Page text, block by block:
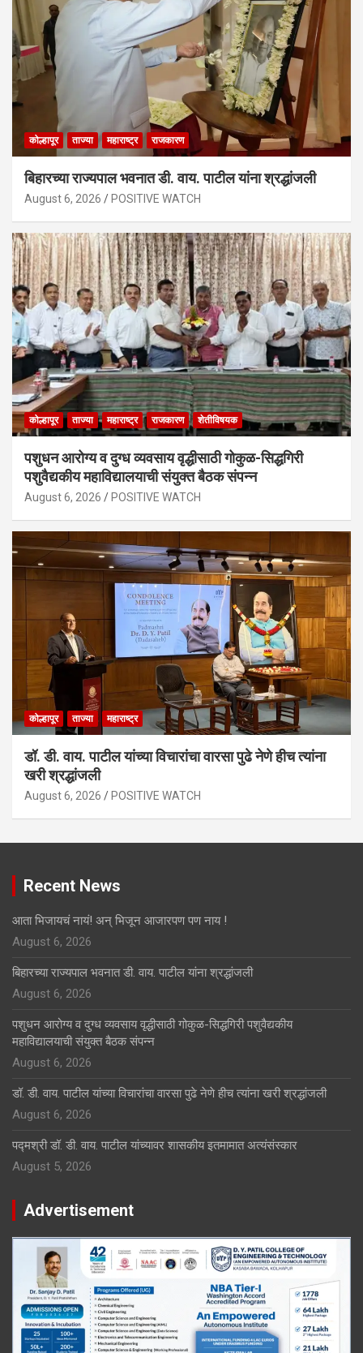
कोल्हापूर ताज्या महाराष्ट्र राजकारण
बिहारच्या राज्यपाल भवनात डी. वाय. पाटील यांना श्रद्धांजली
August 6, 2026 POSITIVE WATCH
कोल्हापूर ताज्या महाराष्ट्र राजकारण शेतीविषयक
पशुधन आरोग्य व दुग्ध व्यवसाय वृद्धीसाठी गोकुळ-सिद्धगिरी
पशुवैद्यकीय महाविद्यालयाची संयुक्त बैठक संपन्न
August 6, 2026 POSITIVE WATCH
कोल्हापूर ताज्या महाराष्ट्र
डॉ. डी. वाय. पाटील यांच्या विचारांचा वारसा पुढे नेणे हीच त्यांना
खरी श्रद्धांजली
August 6, 2026 POSITIVE WATCH
Recent News
आता भिजायचं नायं! अन् भिजून आजारपण पण नाय !
August 6, 2026
बिहारच्या राज्यपाल भवनात डी. वाय. पाटील यांना श्रद्धांजली
August 6, 2026
पशुधन आरोग्य व दुग्ध व्यवसाय वृद्धीसाठी गोकुळ-सिद्धगिरी पशुवैद्यकीय
महाविद्यालयाची संयुक्त बैठक संपन्न
August 6, 2026
डॉ. डी. वाय. पाटील यांच्या विचारांचा वारसा पुढे नेणे हीच त्यांना खरी श्रद्धांजली
August 6, 2026
पद्मश्री डॉ. डी. वाय. पाटील यांच्यावर शासकीय इतमामात अत्यंसंस्कार
August 5, 2026
Advertisement